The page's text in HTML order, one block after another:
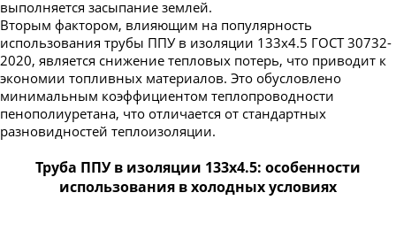
выполняется засыпание землей.
Вторым фактором, влияющим на популярность
использования трубы ППУ в изоляции 133х4.5 ГОСТ 30732-
2020, является снижение тепловых потерь, что приводит к
экономии топливных материалов. Это обусловлено
минимальным коэффициентом теплопроводности
пенополиуретана, что отличается от стандартных
разновидностей теплоизоляции.
Труба ППУ в изоляции 133х4.5: особенности
использования в холодных условиях